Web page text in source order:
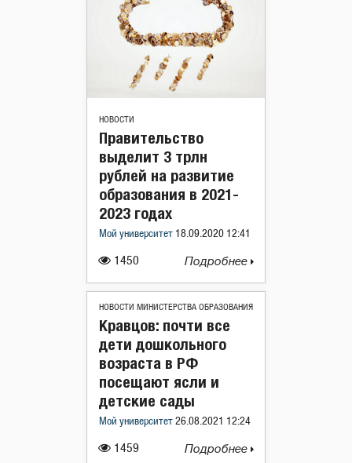
НОВОСТИ
1450
Правительство
выделит 3 трлн
рублей на развитие
образования в 2021-
2023 годах
Мой университет 18.09.2020 12:41
Подробнее
НОВОСТИ МИНИСТЕРСТВА ОБРАЗОВАНИЯ
1459
Кравцов: почти все
дети дошкольного
возраста в РФ
посещают ясли и
детские сады
Мой университет 26.08.2021 12:24
Подробнее